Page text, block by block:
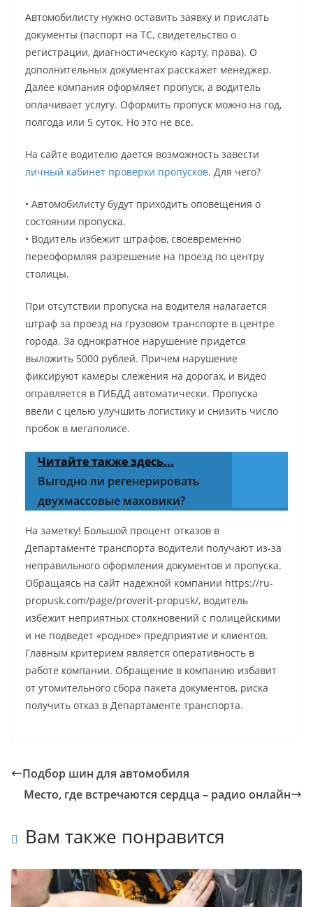
Автомобилисту нужно оставить заявку и прислать
документы (паспорт на ТС, свидетельство о
регистрации, диагностическую карту, права). О
дополнительных документах расскажет менеджер.
Далее компания оформляет пропуск, а водитель
оплачивает услугу. Оформить пропуск можно на год,
полгода или 5 суток. Но это не все.
На сайте водителю дается возможность завести
личный кабинет проверки пропусков. Для чего?
• Автомобилисту будут приходить оповещения о
состоянии пропуска.
• Водитель избежит штрафов, своевременно
переоформляя разрешение на проезд по центру
столицы.
При отсутствии пропуска на водителя налагается
штраф за проезд на грузовом транспорте в центре
города. За однократное нарушение придется
выложить 5000 рублей. Причем нарушение
фиксируют камеры слежения на дорогах, и видео
оправляется в ГИБДД автоматически. Пропуска
ввели с целью улучшить логистику и снизить число
пробок в мегаполисе.
Читайте также здесь...
Выгодно ли регенерировать
двухмассовые маховики?
На заметку! Большой процент отказов в
Департаменте транспорта водители получают из-за
неправильного оформления документов и пропуска.
Обращаясь на сайт надежной компании https://ru-
propusk.com/page/proverit-propusk/, водитель
избежит неприятных столкновений с полицейскими
и не подведет «родное» предприятие и клиентов.
Главным критерием является оперативность в
работе компании. Обращение в компанию избавит
от утомительного сбора пакета документов, риска
получить отказ в Департаменте транспорта.
Подбор шин для автомобиля
Место, где встречаются сердца – радио онлайн
Вам также понравится